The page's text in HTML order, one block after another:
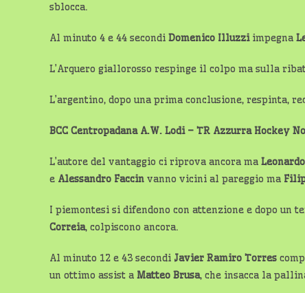
sblocca.
Al minuto 4 e 44 secondi Domenico Illuzzi impegna
L’Arquero giallorosso respinge il colpo ma sulla
L’argentino, dopo una prima conclusione, respinta,
BCC Centropadana A.W. Lodi – TR Azzurra
L’autore del vantaggio ci riprova ancora ma
e Alessandro Faccin vanno vicini al pareggio ma
I piemontesi si difendono con attenzione e dopo un
Correia, colpiscono ancora.
Al minuto 12 e 43 secondi Javier Ramiro Torres
un ottimo assist a Matteo Brusa, che insacca la